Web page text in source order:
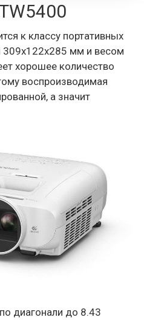
к классу портативных
309x122x285 мм и весом
хорошее количество
воспроизводимая
а значит
диагонали до 8.43